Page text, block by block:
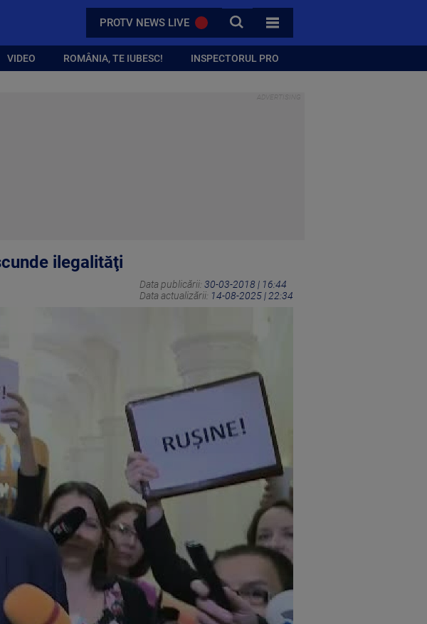
PROTV NEWS LIVE CAUTA
TOATE CATEGORIILE
VIDEO ROMÂNIA, TE IUBESC! INSPECTORUL PRO
ilegalităţi
Data publicării: 30-03-2018 | 16:44
Data actualizării: 14-08-2025 | 22:34